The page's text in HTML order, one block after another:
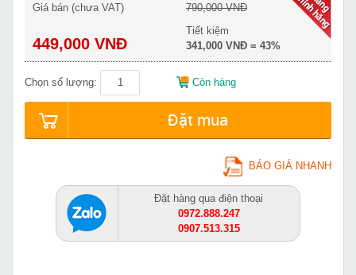
Giá bán (chưa VAT)
449,000 VNĐ
790,000 VNĐ
Tiết kiệm
341,000 VNĐ = 43%
Chọn số lượng: Còn hàng
Đặt mua
BÁO GIÁ NHANH
Đặt hàng qua điện thoại
0972.888.247
0907.513.315